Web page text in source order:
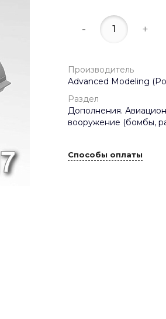
- +
Производитель
Advanced Modeling
Раздел
Дополнения.
вооружение (бомбы,
Способы оплаты